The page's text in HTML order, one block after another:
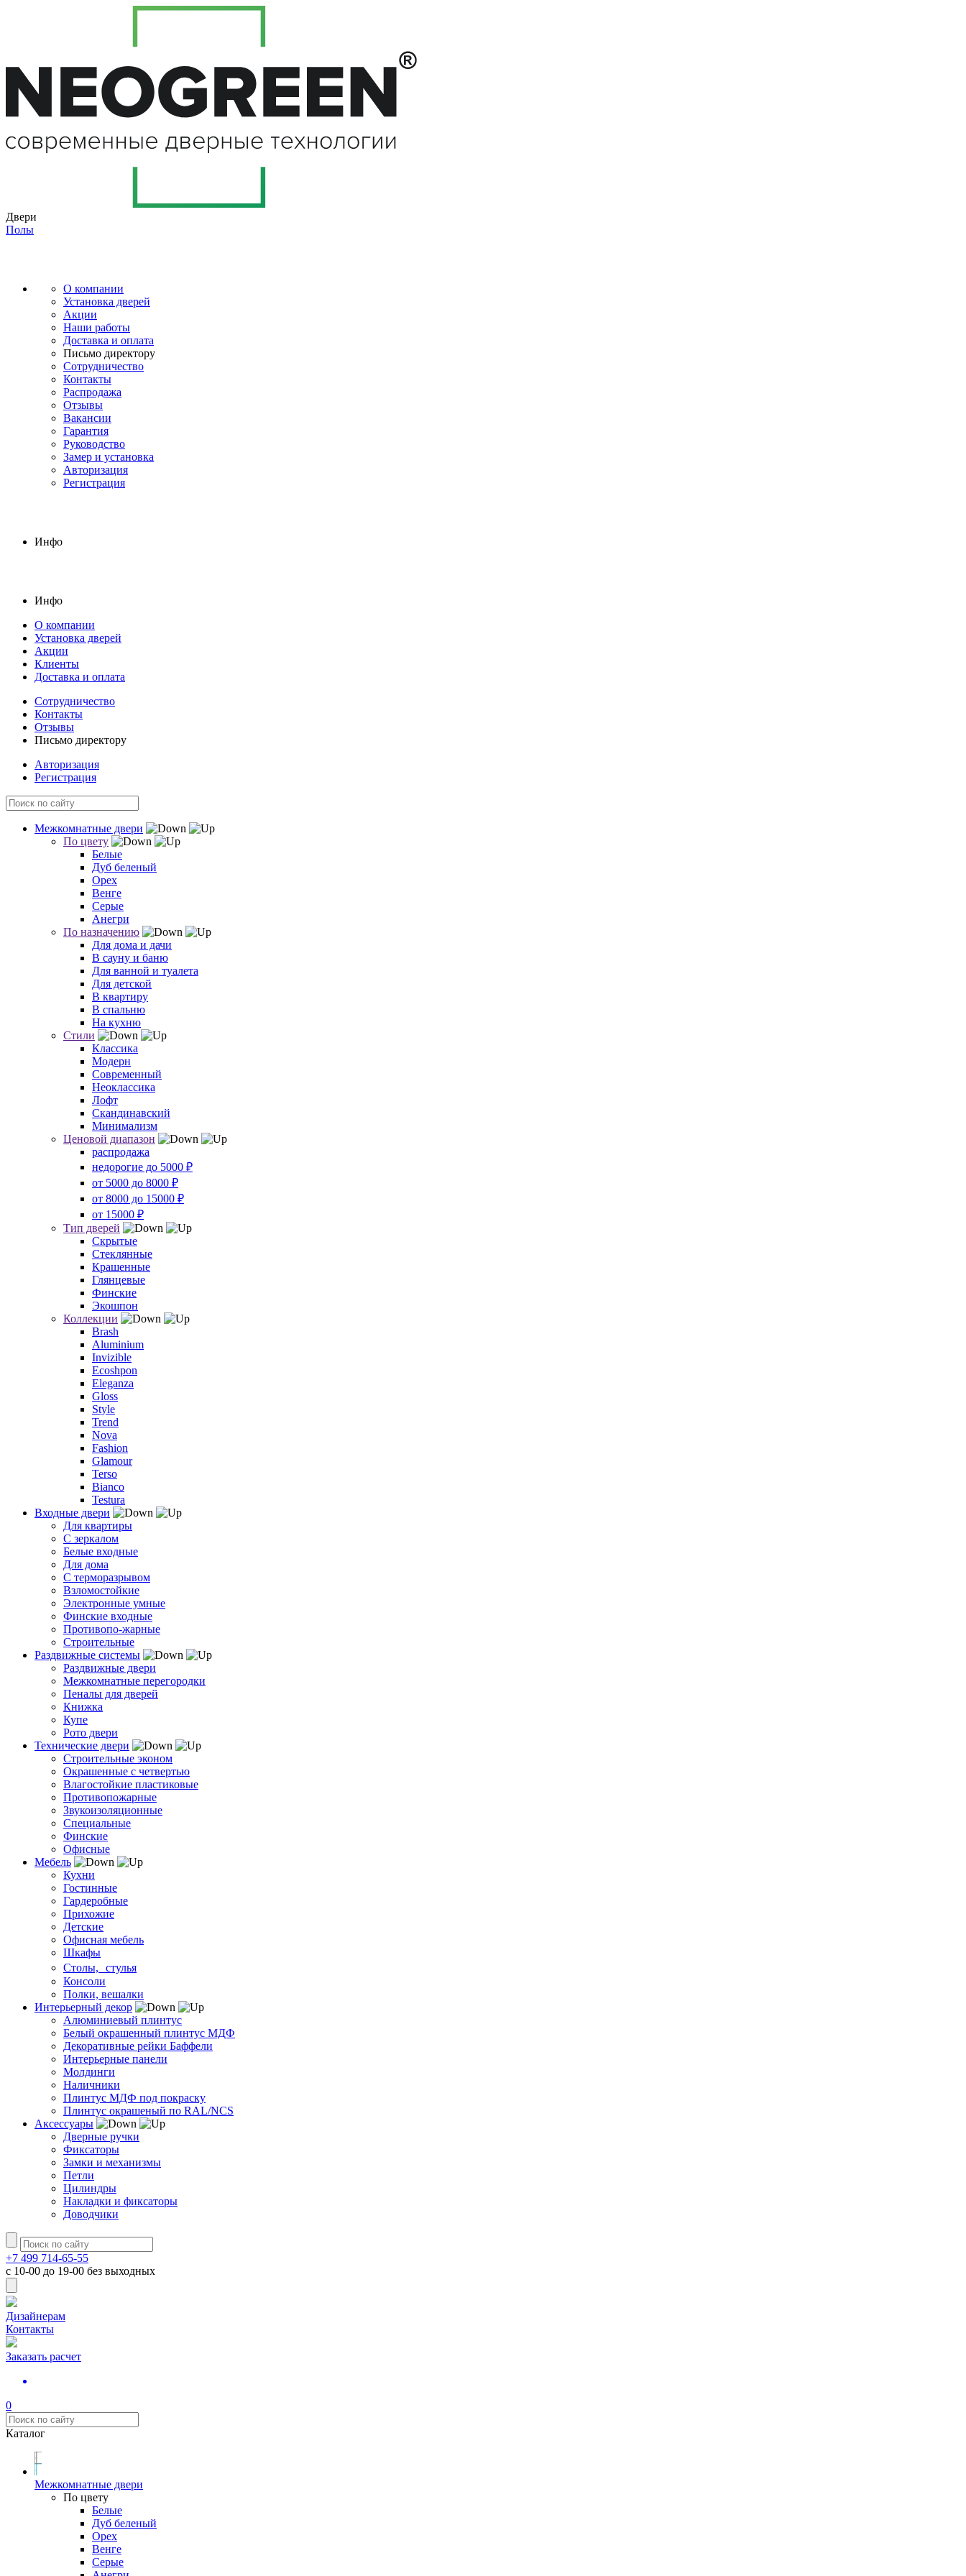
Двери
Полы
О компании
Установка дверей
Акции
Наши работы
Доставка и оплата
Письмо директору
Сотрудничество
Контакты
Распродажа
Отзывы
Вакансии
Гарантия
Руководство
Замер и установка
Авторизация
Регистрация
Инфо
Инфо
О компании
Установка дверей
Акции
Клиенты
Доставка и оплата
Сотрудничество
Контакты
Отзывы
Письмо директору
Авторизация
Регистрация
Межкомнатные двери
По цвету
Белые
Дуб беленый
Орех
Венге
Серые
Анегри
По назначению
Для дома и дачи
В сауну и баню
Для ванной и туалета
Для детской
В квартиру
В спальню
На кухню
Стили
Классика
Модерн
Современный
Неоклассика
Лофт
Скандинавский
Минимализм
Ценовой диапазон
распродажа
недорогие до 5000 ₽
от 5000 до 8000 ₽
от 8000 до 15000 ₽
от 15000 ₽
Тип дверей
Скрытые
Стеклянные
Крашенные
Глянцевые
Финские
Экошпон
Коллекции
Brash
Aluminium
Invizible
Ecoshpon
Eleganza
Gloss
Style
Trend
Nova
Fashion
Glamour
Terso
Bianco
Testura
Входные двери
Для квартиры
С зеркалом
Белые входные
Для дома
С терморазрывом
Взломостойкие
Электронные умные
Финские входные
Противопо-жарные
Строительные
Раздвижные системы
Раздвижные двери
Межкомнатные перегородки
Пеналы для дверей
Книжка
Купе
Рото двери
Технические двери
Строительные эконом
Окрашенные с четвертью
Влагостойкие пластиковые
Противопожарные
Звукоизоляционные
Специальные
Финские
Офисные
Мебель
Кухни
Гостинные
Гардеробные
Прихожие
Детские
Офисная мебель
Шкафы
Столы, стулья
Консоли
Полки, вешалки
Интерьерный декор
Алюминиевый плинтус
Белый окрашенный плинтус МДФ
Декоративные рейки Баффели
Интерьерные панели
Молдинги
Наличники
Плинтус МДФ под покраску
Плинтус окрашеный по RAL/NCS
Аксессуары
Дверные ручки
Фиксаторы
Замки и механизмы
Петли
Цилиндры
Накладки и фиксаторы
Доводчики
+7 499 714-65-55
с 10-00 до 19-00 без выходных
Дизайнерам
Контакты
Заказать расчет
0
Каталог
Межкомнатные двери
По цвету
Белые
Дуб беленый
Орех
Венге
Серые